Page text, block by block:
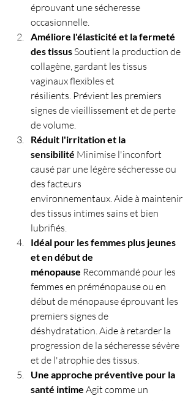
éprouvant une sécheresse
occasionnelle.
Améliore l'élasticité et la fermeté
des tissus Soutient la production de
collagène, gardant les tissus
vaginaux flexibles et
résilients. Prévient les premiers
signes de vieillissement et de perte
de volume.
Réduit l'irritation et la
sensibilité Minimise l'inconfort
causé par une légère sécheresse ou
des facteurs
environnementaux. Aide à maintenir
des tissus intimes sains et bien
lubrifiés.
Idéal pour les femmes plus jeunes
et en début de
ménopause Recommandé pour les
femmes en préménopause ou en
début de ménopause éprouvant les
premiers signes de
déshydratation. Aide à retarder la
progression de la sécheresse sévère
et de l'atrophie des tissus.
Une approche préventive pour la
santé intime Agit comme un